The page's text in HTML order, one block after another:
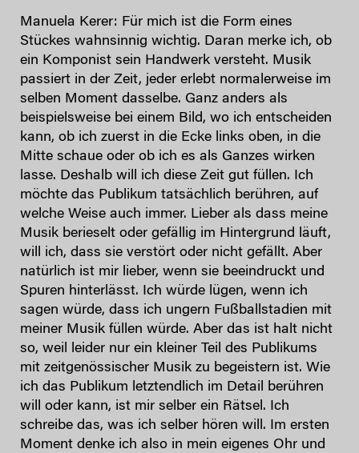
Manuela Kerer: Für mich ist die Form eines
Stückes wahnsinnig wichtig. Daran merke ich, ob
ein Komponist sein Handwerk versteht. Musik
passiert in der Zeit, jeder erlebt normalerweise im
selben Moment dasselbe. Ganz anders als
beispielsweise bei einem Bild, wo ich entscheiden
kann, ob ich zuerst in die Ecke links oben, in die
Mitte schaue oder ob ich es als Ganzes wirken
lasse. Deshalb will ich diese Zeit gut füllen. Ich
möchte das Publikum tatsächlich berühren, auf
welche Weise auch immer. Lieber als dass meine
Musik berieselt oder gefällig im Hintergrund läuft,
will ich, dass sie verstört oder nicht gefällt. Aber
natürlich ist mir lieber, wenn sie beeindruckt und
Spuren hinterlässt. Ich würde lügen, wenn ich
sagen würde, dass ich ungern Fußballstadien mit
meiner Musik füllen würde. Aber das ist halt nicht
so, weil leider nur ein kleiner Teil des Publikums
mit zeitgenössischer Musik zu begeistern ist. Wie
ich das Publikum letztendlich im Detail berühren
will oder kann, ist mir selber ein Rätsel. Ich
schreibe das, was ich selber hören will. Im ersten
Moment denke ich also in mein eigenes Ohr und